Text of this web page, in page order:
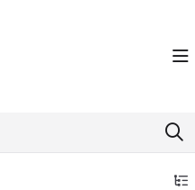
exploring further.